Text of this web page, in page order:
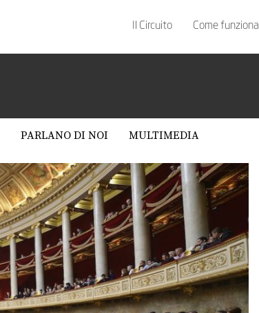
Il Circuito Come funziona
PARLANO DI NOI MULTIMEDIA